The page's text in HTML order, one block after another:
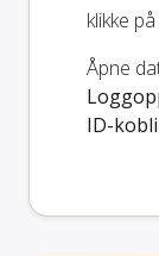
klikke
Åpne
ID-